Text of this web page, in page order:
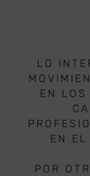
LO
EN LOS
EN
POR